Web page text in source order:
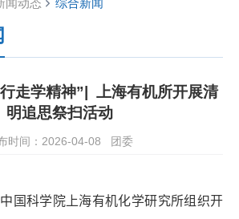
闻动态 综合新闻
走学精神”| 上海有机所开展清
明追思祭扫活动
时间：2026-04-08 团委
国科学院上海有机化学研究所组织开